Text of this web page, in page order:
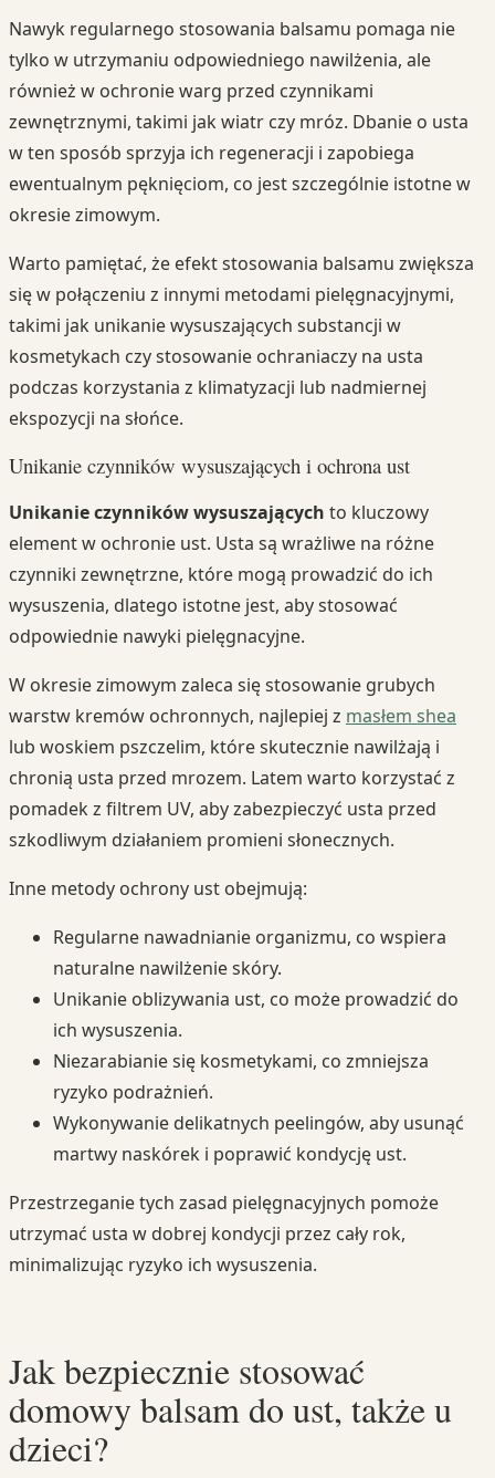
Nawyk regularnego stosowania balsamu pomaga nie
tylko w utrzymaniu odpowiedniego nawilżenia, ale
również w ochronie warg przed czynnikami
zewnętrznymi, takimi jak wiatr czy mróz. Dbanie o usta
w ten sposób sprzyja ich regeneracji i zapobiega
ewentualnym pęknięciom, co jest szczególnie istotne w
okresie zimowym.
Warto pamiętać, że efekt stosowania balsamu zwiększa
się w połączeniu z innymi metodami pielęgnacyjnymi,
takimi jak unikanie wysuszających substancji w
kosmetykach czy stosowanie ochraniaczy na usta
podczas korzystania z klimatyzacji lub nadmiernej
ekspozycji na słońce.
Unikanie czynników wysuszających i ochrona ust
Unikanie czynników wysuszających to kluczowy
element w ochronie ust. Usta są wrażliwe na różne
czynniki zewnętrzne, które mogą prowadzić do ich
wysuszenia, dlatego istotne jest, aby stosować
odpowiednie nawyki pielęgnacyjne.
W okresie zimowym zaleca się stosowanie grubych
warstw kremów ochronnych, najlepiej z masłem shea
lub woskiem pszczelim, które skutecznie nawilżają i
chronią usta przed mrozem. Latem warto korzystać z
pomadek z filtrem UV, aby zabezpieczyć usta przed
szkodliwym działaniem promieni słonecznych.
Inne metody ochrony ust obejmują:
Regularne nawadnianie organizmu, co wspiera
naturalne nawilżenie skóry.
Unikanie oblizywania ust, co może prowadzić do
ich wysuszenia.
Niezarabianie się kosmetykami, co zmniejsza
ryzyko podrażnień.
Wykonywanie delikatnych peelingów, aby usunąć
martwy naskórek i poprawić kondycję ust.
Przestrzeganie tych zasad pielęgnacyjnych pomoże
utrzymać usta w dobrej kondycji przez cały rok,
minimalizując ryzyko ich wysuszenia.
Jak bezpiecznie stosować
domowy balsam do ust, także u
dzieci?